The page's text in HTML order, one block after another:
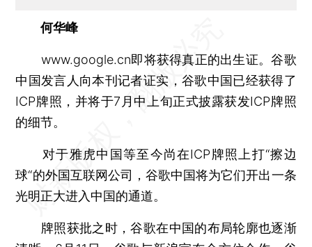
何华峰
www.google.cn即将获得真正的出生证。谷歌
中国发言人向本刊记者证实，谷歌中国已经获得了
ICP牌照，并将于7月中上旬正式披露获发ICP牌照
的细节。
对于雅虎中国等至今尚在ICP牌照上打“擦边
球“的外国互联网公司，谷歌中国将为它们开出一条
光明正大进入中国的通道。
牌照获批之时，谷歌在中国的布局轮廓也逐渐